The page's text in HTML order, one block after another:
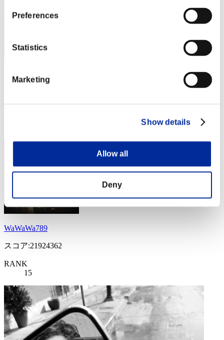
Preferences
Statistics
Marketing
Show details
Allow all
Deny
OPEN
WaWaWa789
スコア:21924362
RANK
15